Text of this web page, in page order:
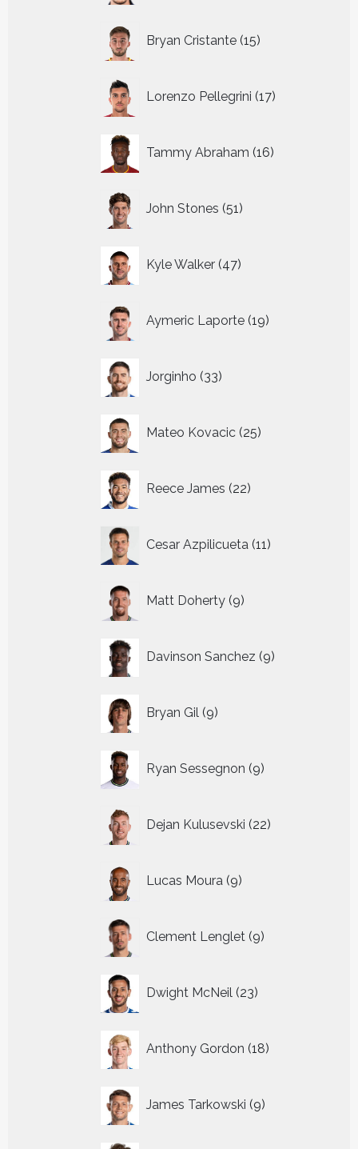
Bryan Cristante 15
producten
Lorenzo Pellegrini 17
producten
Tammy Abraham 16
producten
John Stones 51
producten
Kyle Walker 47
producten
Aymeric Laporte 19
producten
Jorginho 33
producten
Mateo Kovacic 25
producten
Reece James 22
producten
Cesar Azpilicueta 11
producten
Matt Doherty 9
producten
Davinson Sanchez 9
producten
Bryan Gil 9
producten
Ryan Sessegnon 9
producten
Dejan Kulusevski 22
producten
Lucas Moura 9
producten
Clement Lenglet 9
producten
Dwight McNeil 23
producten
Anthony Gordon 18
producten
James Tarkowski 9
producten